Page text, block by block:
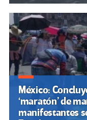
México:
‘maratón’ de
manifestantes